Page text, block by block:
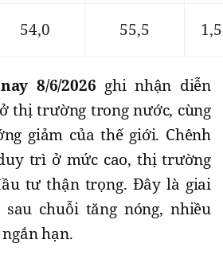
54,0 55,5 1,5
8/6/2026 ghi nhận diễn
thị trường trong nước, cùng
giảm của thế giới. Chênh
trì ở mức cao, thị trường
tư thận trọng. Đây là giai
chuỗi tăng nóng, nhiều
hạn.